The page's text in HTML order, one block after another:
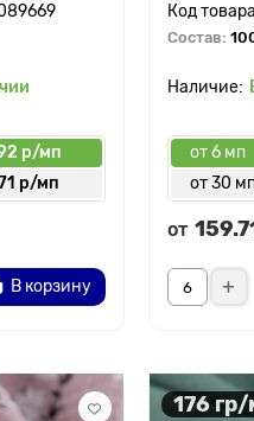
р/мп
р/мп
В корзину
Состав:
от 6 мп
от 30
от
176 гр/